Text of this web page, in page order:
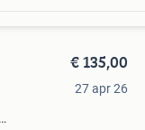
€ 135,00
27 apr 26